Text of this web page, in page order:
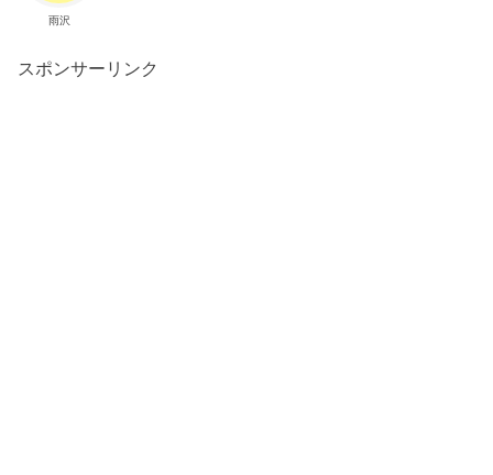
雨沢
スポンサーリンク